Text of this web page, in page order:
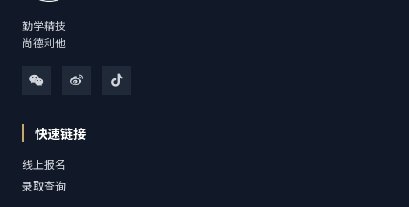
勤学精技
尚德利他
快速链接
线上报名
录取查询